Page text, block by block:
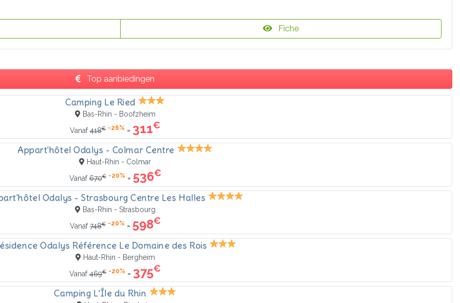
Fiche
Top aanbiedingen
Camping Le Ried
Bas-Rhin - Boofzheim
Vanaf418€ -26% = 311€
Appart'hôtel Odalys - Colmar Centre
Haut-Rhin - Colmar
Vanaf670€ -20% = 536€
Odalys - Strasbourg Centre Les Halles
Bas-Rhin - Strasbourg
Vanaf748€ -20% = 598€
Odalys Référence Le Domaine des Rois
Haut-Rhin - Bergheim
Vanaf469€ -20% = 375€
Camping L’Île du Rhin